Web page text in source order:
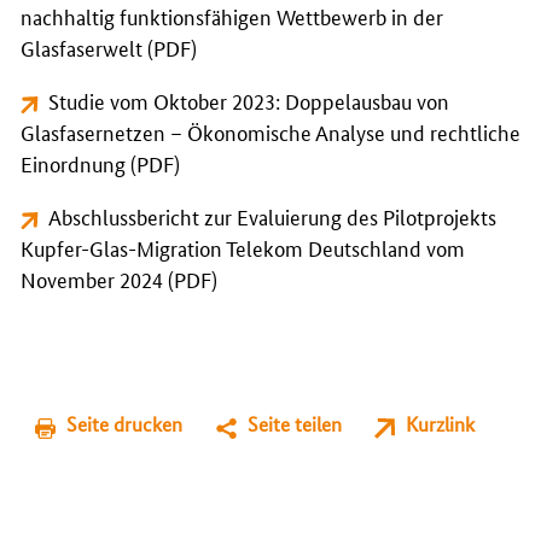
nachhaltig funktionsfähigen Wettbewerb in der
Glasfaserwelt (PDF)
Studie vom Oktober 2023: Doppelausbau von
Glasfasernetzen – Ökonomische Analyse und rechtliche
Einordnung (PDF)
Abschlussbericht zur Evaluierung des Pilotprojekts
Kupfer-Glas-Migration Telekom Deutschland vom
November 2024 (PDF)
Seite drucken Seite teilen Kurzlink